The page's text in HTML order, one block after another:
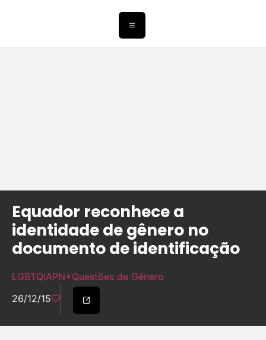
Equador reconhece a
identidade de gênero no
documento de identificação
LGBTQIAPN+Questões de Gênero
26/12/15